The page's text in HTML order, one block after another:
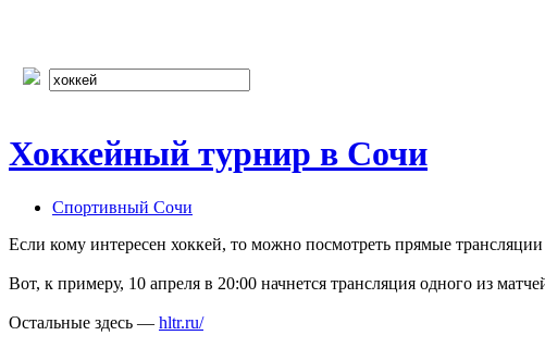
Хоккейный турнир в Сочи
Спортивный Сочи
Если кому интересен хоккей, то можно посмотреть прямые
Вот, к примеру, 10 апреля в 20:00 начнется трансляция одного из
Остальные здесь — hltr.ru/